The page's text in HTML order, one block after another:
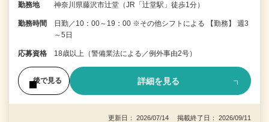
勤務地 神奈川県藤沢市辻堂（JR「辻堂駅」徒歩1分）
勤務時間
日勤／10：00～19：00 ※その他シフトによる 【勤務】 週3
～5日
応募資格 18歳以上（警備業法による／例外事由2号）
後で見る 詳細を見る
更新日： 2026/07/14 掲載終了日： 2026/09/11